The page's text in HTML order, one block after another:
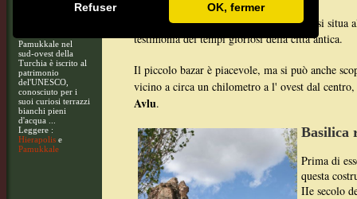
Refuser OK, fermer
Pamukkale nel
sud-ovest della
Turchia è iscrito al
patrimonio
del'UNESCO,
conosciuto per i
suoi curiosi terrazzi
bianchi pieni
d'acqua ...
Leggere :
Hierapolis e
Pamukkale
L' interessante piccola città diBergama
si situa
testimonia dei tempi gloriosi della città antica.
Il piccolo bazar è piacevole, ma si può anche
vicino a circa un chilometro a l' ovest dal
Avlu.
Basilica
Prima di
questa
IIe secolo